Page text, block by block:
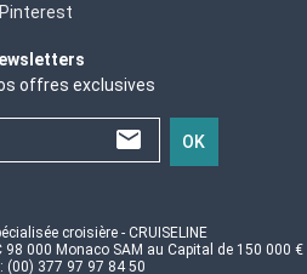
Pinterest
offres exclusives
OK
croisière - CRUISELINE
000 Monaco SAM au Capital de 150 000 €
(00) 377 97 97 84 50